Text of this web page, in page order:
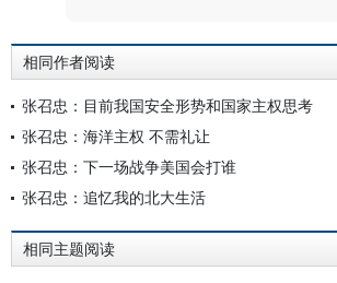
相同作者阅读
张召忠：目前我国安全形势和国家主权思考
张召忠：海洋主权 不需礼让
张召忠：下一场战争美国会打谁
张召忠：追忆我的北大生活
相同主题阅读